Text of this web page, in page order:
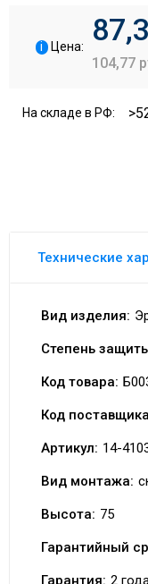
i Цена:
104,77
На складе в РФ:
Технические
Вид изделия:
Степень
Код товара:
Код
Артикул: 14-
Вид монтажа:
Высота: 75
Гарантийный
Гарантия: 2